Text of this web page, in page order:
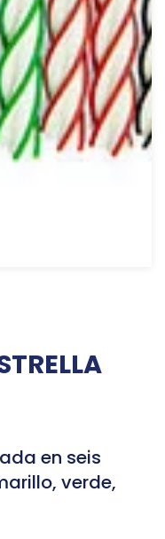
en seis
verde,